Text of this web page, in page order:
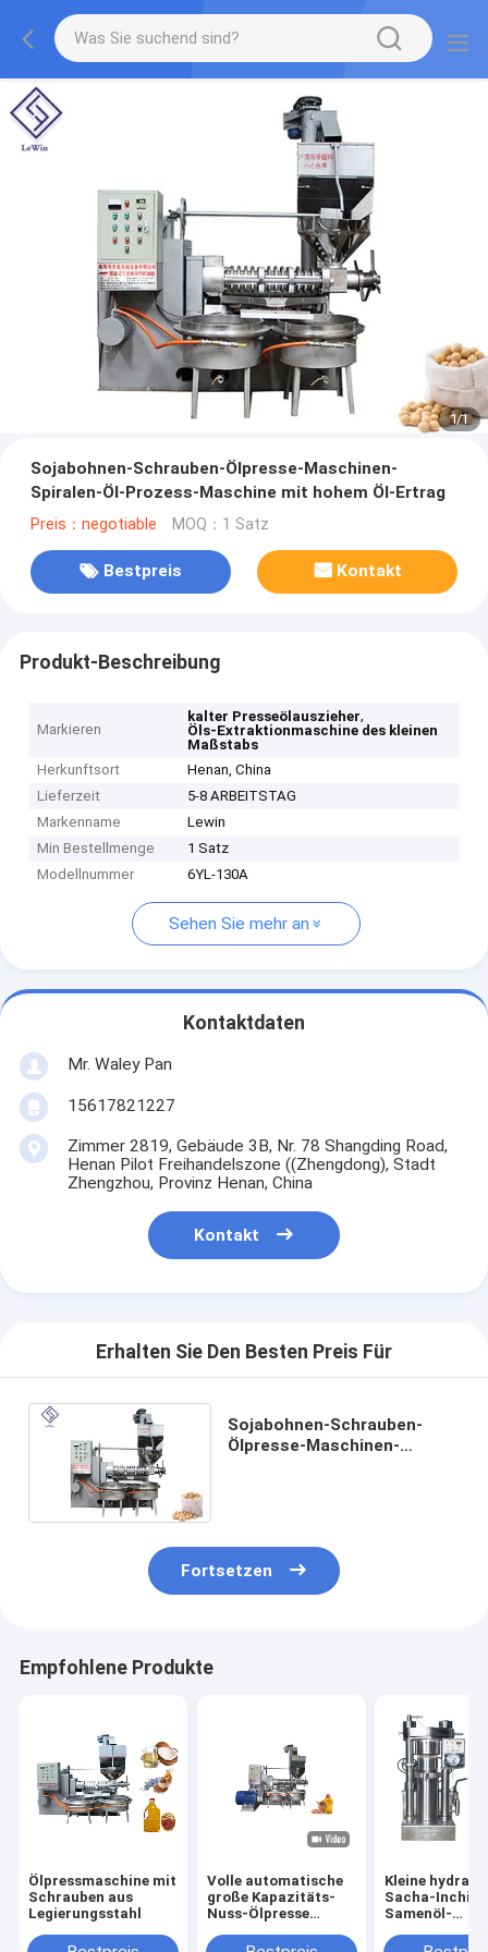
1/1
Sojabohnen-Schrauben-Ölpresse-Maschinen-
Spiralen-Öl-Prozess-Maschine mit hohem Öl-Ertrag
Preis：negotiable MOQ：1 Satz
Bestpreis Kontakt
Produkt-Beschreibung
Markieren
kalter Presseölauszieher,
Öls-Extraktionmaschine des kleinen
Maßstabs
Herkunftsort
Henan, China
Lieferzeit
5-8 ARBEITSTAG
Markenname
Lewin
Min Bestellmenge
1 Satz
Modellnummer
6YL-130A
Sehen Sie mehr an
Kontaktdaten
Mr. Waley Pan
15617821227
Zimmer 2819, Gebäude 3B, Nr. 78 Shangding Road,
Henan Pilot Freihandelszone ((Zhengdong), Stadt
Zhengzhou, Provinz Henan, China
Kontakt
Erhalten Sie Den Besten Preis Für
Sojabohnen-Schrauben-
Ölpresse-Maschinen-
Fortsetzen
Empfohlene Produkte
Ölpressmaschine mit
Schrauben aus
Legierungsstahl
Volle automatische
große Kapazitäts-
Nuss-Ölpresse
Presse 380v
Kleine
Sacha-Inchi-
Samenöl-